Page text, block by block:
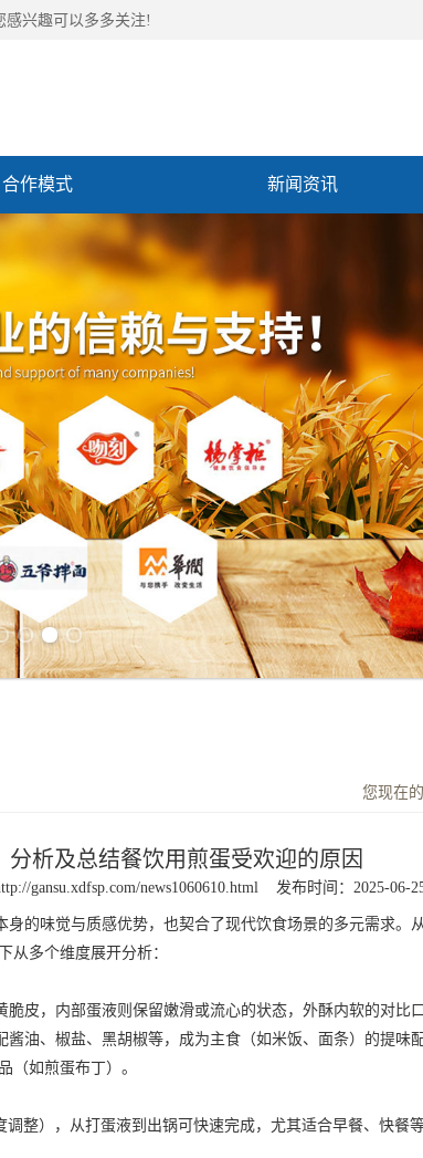
感兴趣可以多多关注!
合作模式 新闻资讯
您现在
分析及总结餐饮用煎蛋受欢迎的原因
gansu.xdfsp.com/news1060610.html 发布时间：2025-06-
身的味觉与质感优势，也契合了现代饮食场景的多元需求。
从多个维度展开分析：
，内部蛋液则保留嫩滑或流心的状态，外酥内软的对比口
油、椒盐、黑胡椒等，成为主食（如米饭、面条）的提味
（如煎蛋布丁）。
），从打蛋液到出锅可快速完成，尤其适合早餐、快餐等